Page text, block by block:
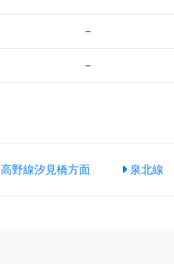
－
－
高野線汐見橋方面 泉北線